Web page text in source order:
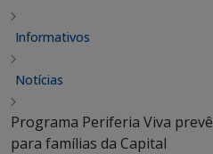
Informativos
Notícias
Programa Periferia Viva
para famílias da Capital